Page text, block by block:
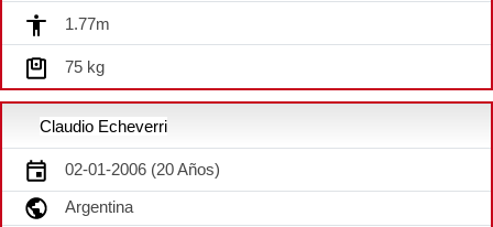
1.77m
75 kg
Claudio Echeverri
02-01-2006 (20 Años)
Argentina